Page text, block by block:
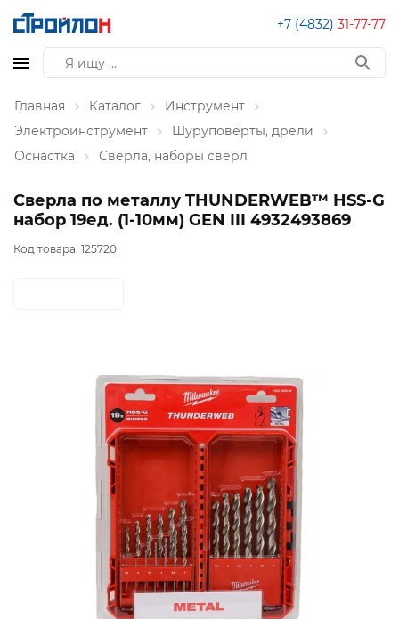
+7 (4832) 31-77-77
Главная Каталог
Инструмент
Электроинструмент
Шуруповёрты, дрели
Оснастка
Свёрла, наборы свёрл
Сверла по металлу THUNDERWEB™ HSS-G
набор 19ед. (1-10мм) GEN III 4932493869
Код товара: 125720